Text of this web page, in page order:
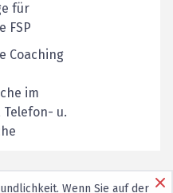
für
FSP
Coaching
im
Telefon- u.
Wenn Sie auf der